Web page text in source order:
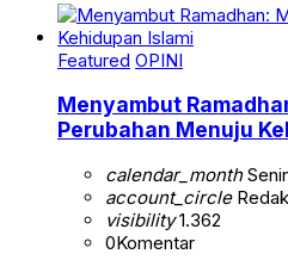
Featured OPINI
Menyambut
Perubahan Menuju
calendar_month
account_circle
visibility1.362
0Komentar